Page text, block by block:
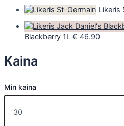
Likeris
Blackberry 1L € 46.90
Kaina
Min kaina